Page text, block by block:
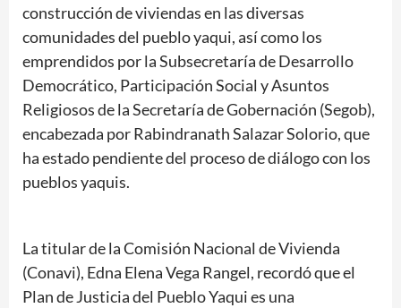
construcción de viviendas en las diversas
comunidades del pueblo yaqui, así como los
emprendidos por la Subsecretaría de Desarrollo
Democrático, Participación Social y Asuntos
Religiosos de la Secretaría de Gobernación (Segob),
encabezada por Rabindranath Salazar Solorio, que
ha estado pendiente del proceso de diálogo con los
pueblos yaquis.
La titular de la Comisión Nacional de Vivienda
(Conavi), Edna Elena Vega Rangel, recordó que el
Plan de Justicia del Pueblo Yaqui es una